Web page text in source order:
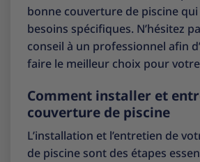
bonne couverture de piscine
besoins spécifiques. N’hésitez
conseil à un professionnel afin
faire le meilleur choix pour
Comment installer et
couverture de piscine
L’installation et l’entretien de
de piscine sont des étapes